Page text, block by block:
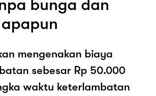
bunga dan
mengenakan biaya
sebesar Rp 50.000
waktu keterlambatan